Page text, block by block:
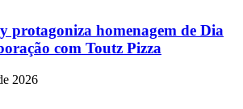
protagoniza homenagem de Dia
com Toutz Pizza
2026